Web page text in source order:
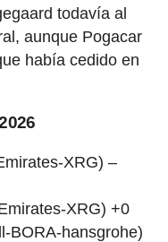
todavía al
aunque Pogacar
había cedido en
XRG) –
XRG) +0
BORA-hansgrohe)